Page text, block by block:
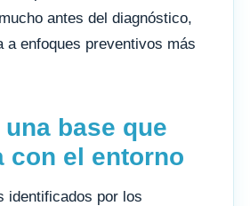
antes del diagnóstico,
a enfoques preventivos más
base que
con el entorno
identificados por los